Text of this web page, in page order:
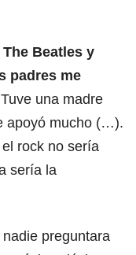
Beatles y
padres me
una madre
apoyó mucho (…).
rock no sería
sería la
preguntara